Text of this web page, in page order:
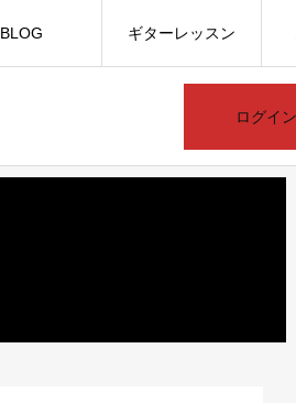
ログイン
BLOG ギターレッスン